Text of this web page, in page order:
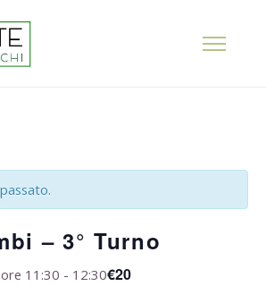
– 3° Turno
11:30 - 12:30€20